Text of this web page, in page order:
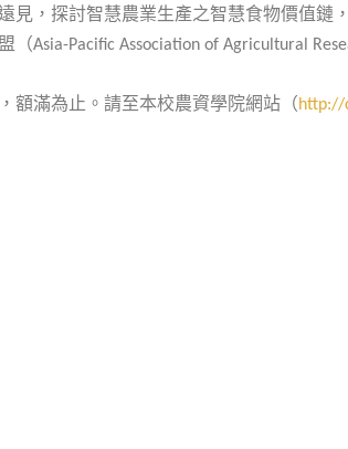
見，探討智慧農業生產之智慧食物價值鏈
（Asia-Pacific Association of Agricultural
額滿為止。請至本校農資學院網站（http://